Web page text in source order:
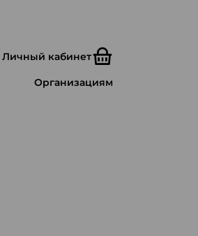
Личный кабинет
Организациям